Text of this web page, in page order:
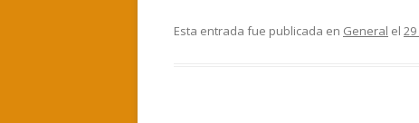
e itt m
Esta entrada fue publicada en General el